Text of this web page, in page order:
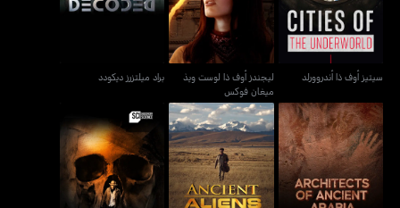
سيتيز أوف ذا أندروورلد
ليجندز أوف ذا لوست ويذ
ميغان فوكس
براد ميلتزرز ديكودد
أركتيكس أوف إنشينت أريبيا أنشنت إليينز ماميز أنرابد